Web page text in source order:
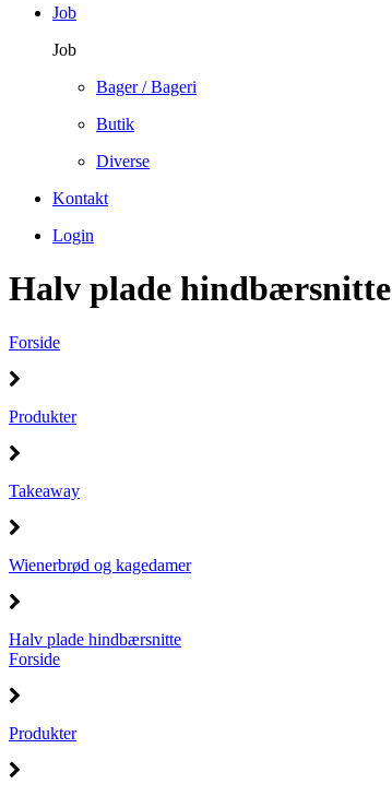
Job
Job
Bager / Bageri
Butik
Diverse
Kontakt
Login
Halv plade hindbærsnitte
Forside
Produkter
Takeaway
Wienerbrød og kagedamer
Halv plade hindbærsnitte
Forside
Produkter